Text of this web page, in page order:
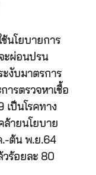
นโยบายการ
ะผ่อนปรน
ะงับมาตรการ
ารตรวจหาเชื้อ
เป็นโรคทาง
ล้ายนโยบาย
.-ต้น พ.ย.64
ร้อยละ 80